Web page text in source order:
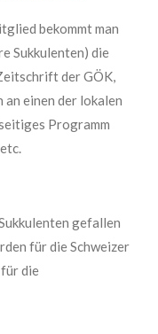
bekommt man
Sukkulenten) die
der GÖK,
an einen der lokalen
Programm
gefallen
für die Schweizer
die